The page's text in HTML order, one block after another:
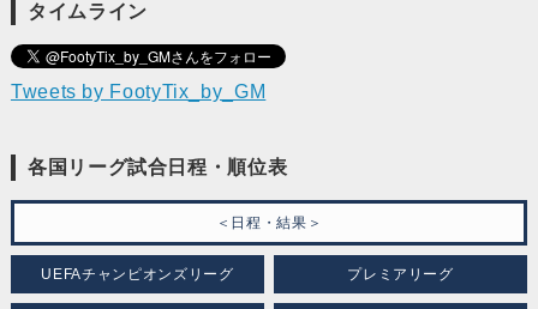
タイムライン
Tweets by FootyTix_by_GM
各国リーグ試合日程・順位表
＜日程・結果＞
UEFAチャンピオンズリーグ プレミアリーグ